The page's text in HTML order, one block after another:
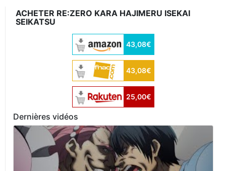
ACHETER RE:ZERO KARA HAJIMERU ISEKAI
SEIKATSU
43,08€
43,08€
25,00€
Dernières vidéos